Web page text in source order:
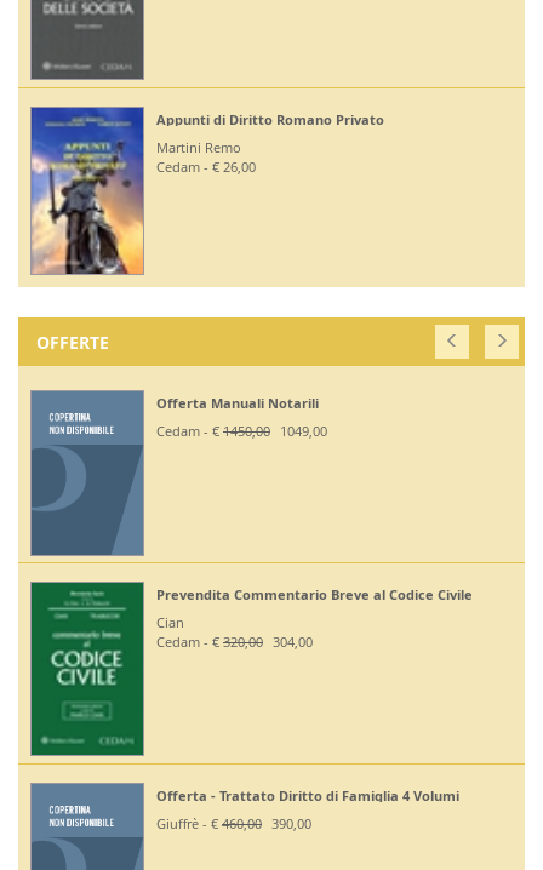
Appunti di Diritto Romano Privato
Martini Remo
Cedam - € 26,00
OFFERTE
Offerta Manuali Notarili
Cedam - €1450,00 1049,00
Prevendita Commentario Breve al Codice Civile
Cedam - €320,00 304,00
Offerta - Trattato Diritto di Famiglia 4 Volumi
Giuffrè - €460,00 390,00